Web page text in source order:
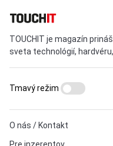
TOUCHIT je magazín
sveta technológií,
O nás / Kontakt
Pre inzerentov
Tmavý režim